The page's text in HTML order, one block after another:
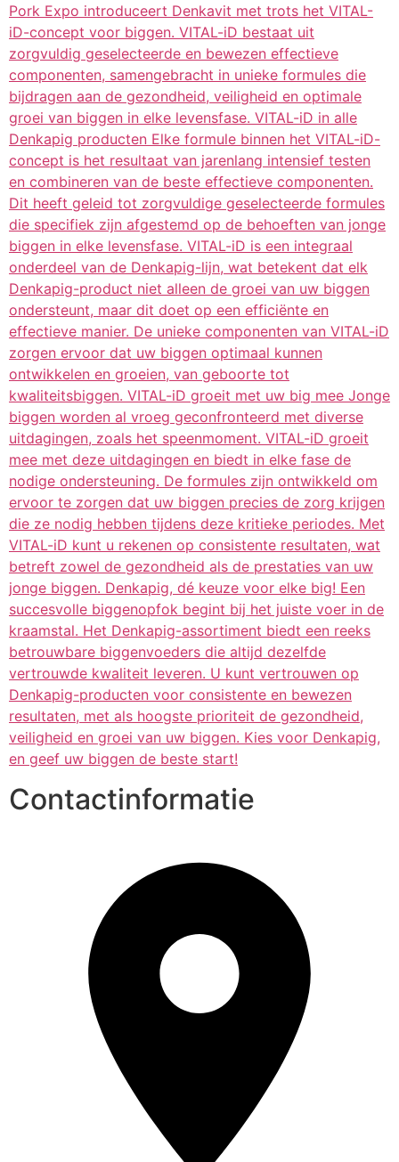
Pork Expo introduceert Denkavit met trots het VITAL-
iD-concept voor biggen. VITAL-iD bestaat uit
zorgvuldig geselecteerde en bewezen effectieve
componenten, samengebracht in unieke formules die
bijdragen aan de gezondheid, veiligheid en optimale
groei van biggen in elke levensfase. VITAL-iD in alle
Denkapig producten Elke formule binnen het VITAL-iD-
concept is het resultaat van jarenlang intensief testen
en combineren van de beste effectieve componenten.
Dit heeft geleid tot zorgvuldige geselecteerde formules
die specifiek zijn afgestemd op de behoeften van jonge
biggen in elke levensfase. VITAL-iD is een integraal
onderdeel van de Denkapig-lijn, wat betekent dat elk
Denkapig-product niet alleen de groei van uw biggen
ondersteunt, maar dit doet op een efficiënte en
effectieve manier. De unieke componenten van VITAL-iD
zorgen ervoor dat uw biggen optimaal kunnen
ontwikkelen en groeien, van geboorte tot
kwaliteitsbiggen. VITAL-iD groeit met uw big mee Jonge
biggen worden al vroeg geconfronteerd met diverse
uitdagingen, zoals het speenmoment. VITAL-iD groeit
mee met deze uitdagingen en biedt in elke fase de
nodige ondersteuning. De formules zijn ontwikkeld om
ervoor te zorgen dat uw biggen precies de zorg krijgen
die ze nodig hebben tijdens deze kritieke periodes. Met
VITAL-iD kunt u rekenen op consistente resultaten, wat
betreft zowel de gezondheid als de prestaties van uw
jonge biggen. Denkapig, dé keuze voor elke big! Een
succesvolle biggenopfok begint bij het juiste voer in de
kraamstal. Het Denkapig-assortiment biedt een reeks
betrouwbare biggenvoeders die altijd dezelfde
vertrouwde kwaliteit leveren. U kunt vertrouwen op
Denkapig-producten voor consistente en bewezen
resultaten, met als hoogste prioriteit de gezondheid,
veiligheid en groei van uw biggen. Kies voor Denkapig,
en geef uw biggen de beste start!
Contactinformatie